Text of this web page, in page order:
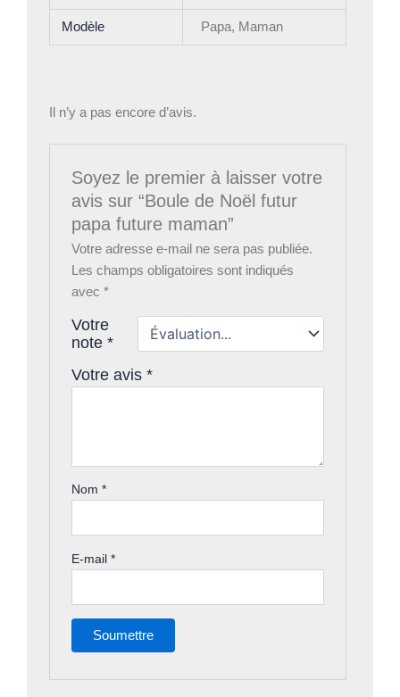
Modèle Papa, Maman
Il n’y a pas encore d’avis.
Soyez le premier à laisser votre
avis sur “Boule de Noël futur
papa future maman”
Votre adresse e-mail ne sera pas publiée.
Les champs obligatoires sont indiqués
avec*
Votre
note*
Votre avis*
Nom*
E-mail*